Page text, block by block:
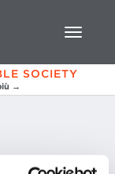
SOCIETY
→